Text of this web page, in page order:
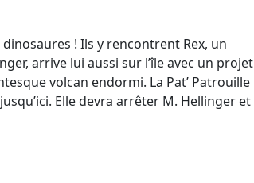
! Ils y rencontrent Rex, un
arrive lui aussi sur l’île avec un projet
volcan endormi. La Pat’ Patrouille
Elle devra arrêter M. Hellinger et